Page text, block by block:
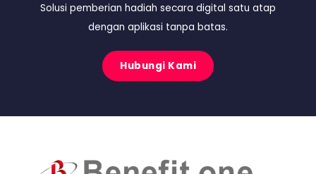
Solusi pemberian hadiah secara digital satu atap
dengan aplikasi tanpa batas.
Hubungi Kami